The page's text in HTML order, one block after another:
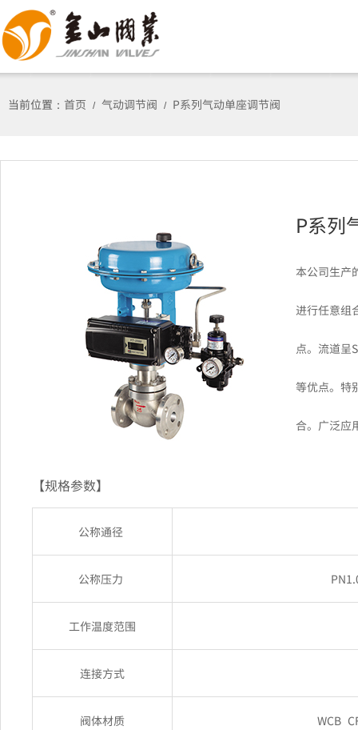
首页 / 气动调节阀 / P系列气动单座调节阀
当前位置：
P系列
本公司生产
进行任意组
点。流道呈
等优点。特
合。广泛应
【规格参数】
公称通径
公称压力
工作温度范围
连接方式
阀体材质 WCB